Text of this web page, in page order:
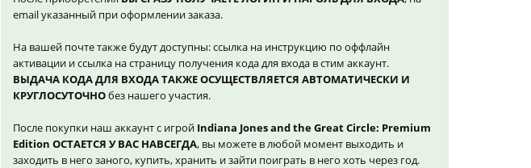
email указанный при оформлении заказа.
На вашей почте также будут доступны: ссылка на инструкцию по оффлайн
активации и ссылка на страницу получения кода для входа в стим аккаунт.
ВЫДАЧА КОДА ДЛЯ ВХОДА ТАКЖЕ ОСУЩЕСТВЛЯЕТСЯ АВТОМАТИЧЕСКИ И
КРУГЛОСУТОЧНОбез нашего участия.
После покупки наш аккаунт с игрой Indiana Jones and the Great Circle: Premium
Edition ОСТАЕТСЯ У ВАС НАВСЕГДА, вы можете в любой момент выходить и
заходить в него заного, купить, хранить и зайти поиграть в него хоть через год.